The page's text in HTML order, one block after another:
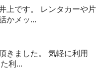
上です。 レンタカーや片
かメッ...
きました。 気軽に利用
利...